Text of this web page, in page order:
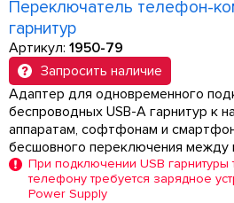
Переключатель телефон-
гарнитур
Артикул: 1950-79
Запросить наличие
Адаптер для одновременного
беспроводных USB-A гарнитур к
аппаратам, софтфонам и
бесшовного переключения между
При подключении USB гарнитуры
телефону требуется зарядное
Power Supply